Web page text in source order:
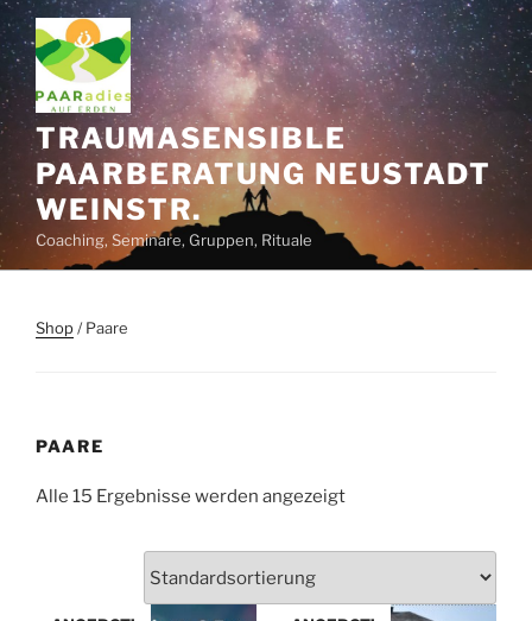
Zum
Inhalt
springen
TRAUMASENSIBLE
PAARBERATUNG NEUSTADT
WEINSTR.
Coaching, Seminare, Gruppen, Rituale
Shop/ Paare
PAARE
Alle 15 Ergebnisse werden angezeigt